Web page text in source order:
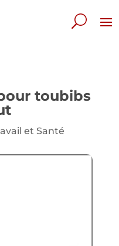
toubibs
et Santé